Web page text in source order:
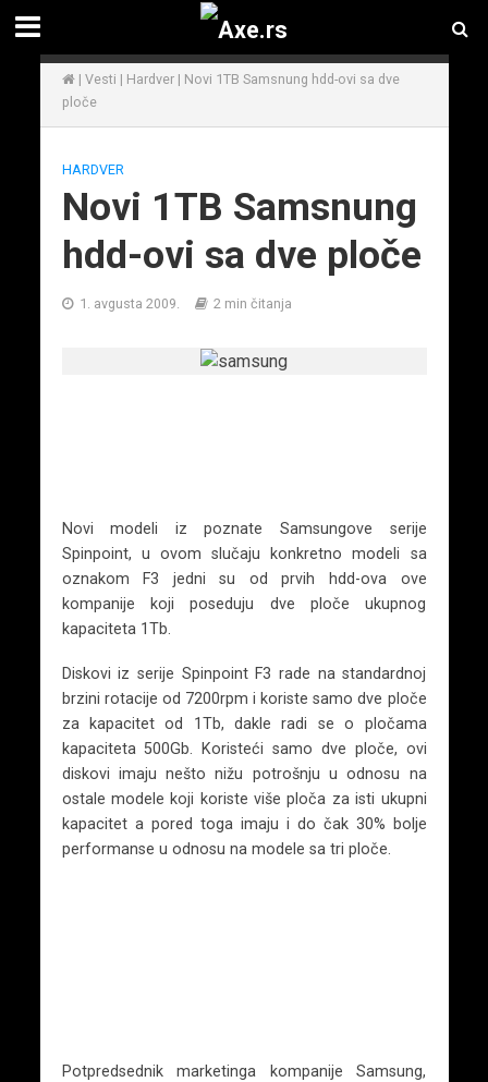
| Vesti | Hardver| Novi 1TB Samsnung hdd-ovi sa dve
ploče
HARDVER
Novi 1TB Samsnung
hdd-ovi sa dve ploče
1. avgusta 2009. 2 min čitanja
Novi modeli iz poznate Samsungove serije
Spinpoint, u ovom slučaju konkretno modeli sa
oznakom F3 jedni su od prvih hdd-ova ove
kompanije koji poseduju dve ploče ukupnog
kapaciteta 1Tb.
Diskovi iz serije Spinpoint F3 rade na standardnoj
brzini rotacije od 7200rpm i koriste samo dve ploče
za kapacitet od 1Tb, dakle radi se o pločama
kapaciteta 500Gb. Koristeći samo dve ploče, ovi
diskovi imaju nešto nižu potrošnju u odnosu na
ostale modele koji koriste više ploča za isti ukupni
kapacitet a pored toga imaju i do čak 30% bolje
performanse u odnosu na modele sa tri ploče.
Potpredsednik marketinga kompanije Samsung,